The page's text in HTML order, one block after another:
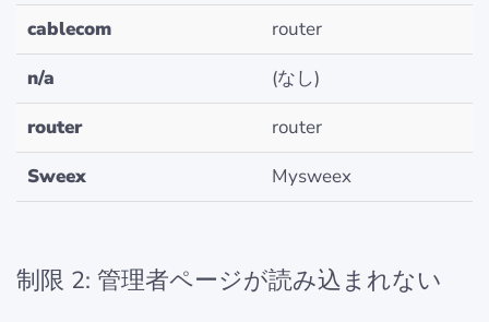
cablecom
router
n/a
(なし)
router
router
Sweex
Mysweex
制限 2: 管理者ページが読み込まれない